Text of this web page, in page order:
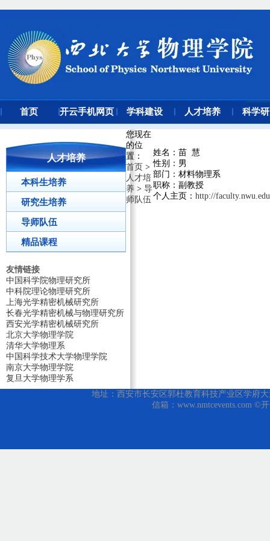
姓名：苗 慧
性别：男
部门：材料物理系
职称：副教授
个人主页： http://
人才培养
本科生培养
研究生培养
导师队伍
精品课程
友情链接
中国科学院物理研究所
中科院理论物理研究所
上海光学精密机械研究所
长春光学精密机械与物理研究所
西安光学精密机械研究所
北京大学物理学院
清华大学物理系
中国科学技术大学物理学院
南京大学物理学院
复旦大学物理学系
您现在
的位
置 ：
首页 >
人才培
养 > 导
师队伍
首页 开云手机网页 学科建设 人才培养 科学
地址：西安市长安区郭杜教育科技产业区学府
信箱：www.nmtcevents.com ©